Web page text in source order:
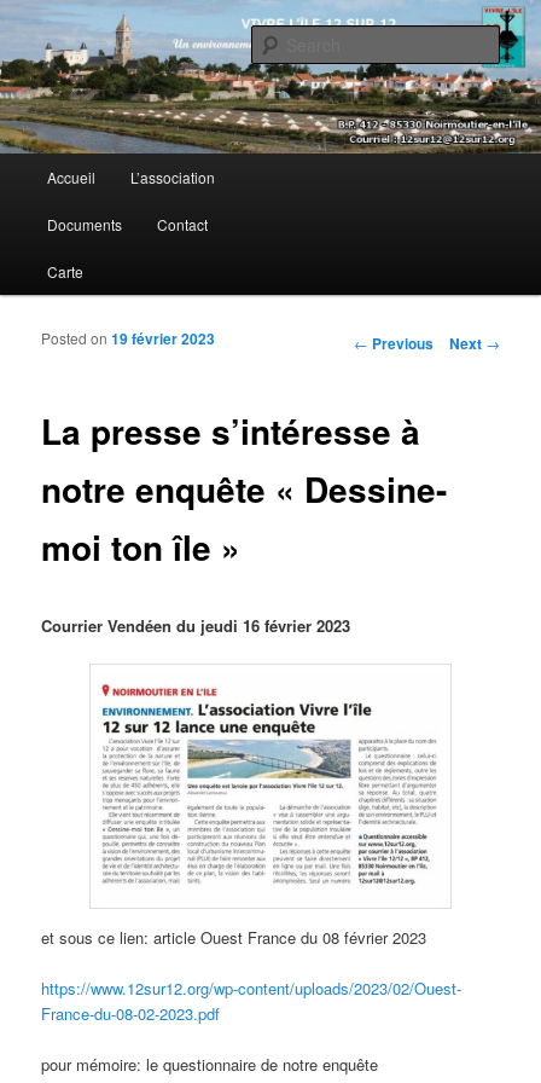
Vivre l’île 12 sur 12
Skip to primary content
Skip to secondary content
Accueil L’association
Documents Contact
Carte
Post navigation
← Previous Next →
La presse s’intéresse à
notre enquête « Dessine-
moi ton île »
Posted on19 février 2023
Courrier Vendéen du jeudi 16 février 2023
et sous ce lien: article Ouest France du 08 février 2023
https://www.12sur12.org/wp-content/uploads/2023/02/Ouest-
France-du-08-02-2023.pdf
pour mémoire: le questionnaire de notre enquête